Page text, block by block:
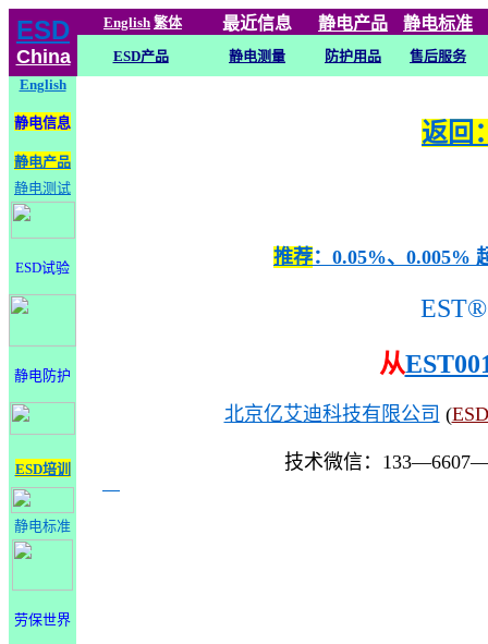
ESD
China
English 繁体 最近信息 静电产品 静电标准
ESD产品 静电测量 防护用品
售后服务
English
静电信息
静电产品
静电测试
ESD试验
静电防护
ESD培训
静电标准
劳保世界
返回
推荐：0.05%、0.005%
EST®
从
北京亿艾迪科技有限公司 (
技术微信：